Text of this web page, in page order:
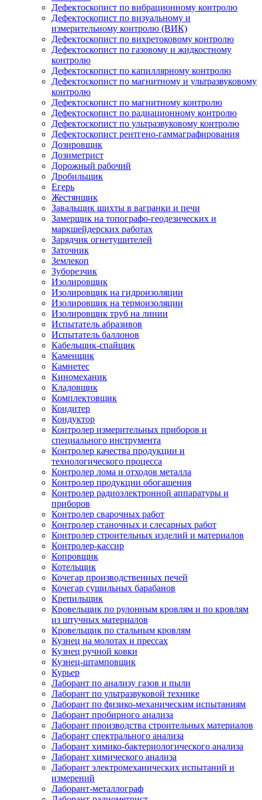
Дефектоскопист по вибрационному контролю
Дефектоскопист по визуальному и
измерительному контролю (ВИК)
Дефектоскопист по вихретоковому контролю
Дефектоскопист по газовому и жидкостному
контролю
Дефектоскопист по капиллярному контролю
Дефектоскопист по магнитному и ультразвуковому
контролю
Дефектоскопист по магнитному контролю
Дефектоскопист по радиационному контролю
Дефектоскопист по ультразвуковому контролю
Дефектоскопист рентгено-гаммаграфирования
Дозировщик
Дозиметрист
Дорожный рабочий
Дробильщик
Егерь
Жестянщик
Завальщик шихты в вагранки и печи
Замерщик на топографо-геодезических и
маркшейдерских работах
Зарядчик огнетушителей
Заточник
Землекоп
Зуборезчик
Изолировщик
Изолировщик на гидроизоляции
Изолировщик на термоизоляции
Изолировщик труб на линии
Испытатель абразивов
Испытатель баллонов
Кабельщик-спайщик
Каменщик
Камнетес
Киномеханик
Кладовщик
Комплектовщик
Кондитер
Кондуктор
Контролер измерительных приборов и
специального инструмента
Контролер качества продукции и
технологического процесса
Контролер лома и отходов металла
Контролер продукции обогащения
Контролер радиоэлектронной аппаратуры и
приборов
Контролер сварочных работ
Контролер станочных и слесарных работ
Контролер строительных изделий и материалов
Контролер-кассир
Копровщик
Котельщик
Кочегар производственных печей
Кочегар сушильных барабанов
Крепильщик
Кровельщик по рулонным кровлям и по кровлям
из штучных материалов
Кровельщик по стальным кровлям
Кузнец на молотах и прессах
Кузнец ручной ковки
Кузнец-штамповщик
Курьер
Лаборант по анализу газов и пыли
Лаборант по ультразвуковой технике
Лаборант по физико-механическим испытаниям
Лаборант пробирного анализа
Лаборант производства строительных материалов
Лаборант спектрального анализа
Лаборант химико-бактериологического анализа
Лаборант химического анализа
Лаборант электромеханических испытаний и
измерений
Лаборант-металлограф